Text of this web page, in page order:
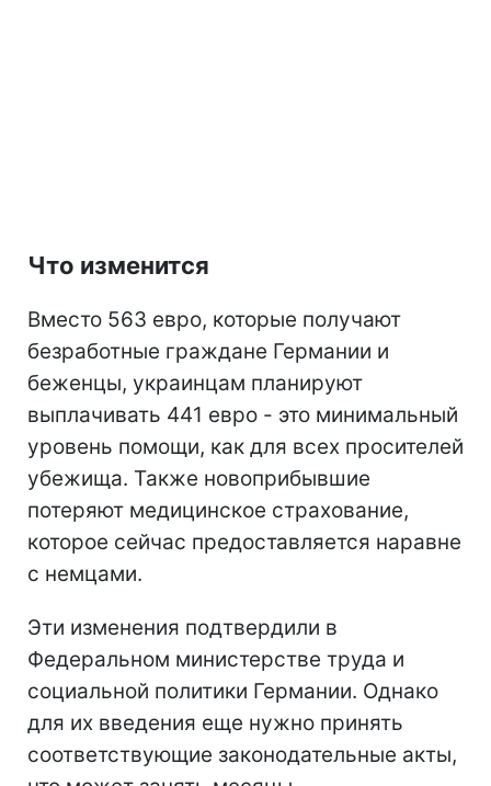
Что изменится
Вместо 563 евро, которые получают
безработные граждане Германии и
беженцы, украинцам планируют
выплачивать 441 евро - это минимальный
уровень помощи, как для всех просителей
убежища. Также новоприбывшие
потеряют медицинское страхование,
которое сейчас предоставляется наравне
с немцами.
Эти изменения подтвердили в
Федеральном министерстве труда и
социальной политики Германии. Однако
для их введения еще нужно принять
соответствующие законодательные акты,